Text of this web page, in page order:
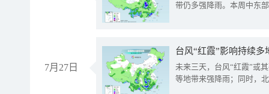
带仍多强降雨。本周中东
7月27日
台风“红霞”影响持续
未来三天，台风“红霞”或
等地带来强降雨；同时，